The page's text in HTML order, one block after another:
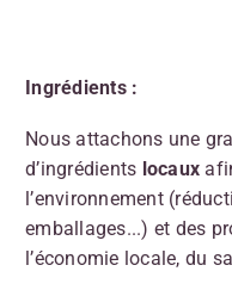
Ingrédients :
Nous attachons une
d’ingrédients locaux
l’environnement
emballages...) et des
l’économie locale, du